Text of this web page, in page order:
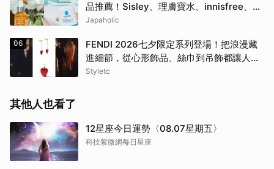
品推薦！Sisley、理膚寶水、innisfree、
Bifesta 4大爆款一次看
Japaholic
06
FENDI 2026七夕限定系列登場！把浪漫藏
進細節，從心形飾品、絲巾到吊飾都讓人一
眼心動
Styletc
其他人也看了
12星座今日運勢〈08.07星期五〉
科技紫微網每日星座